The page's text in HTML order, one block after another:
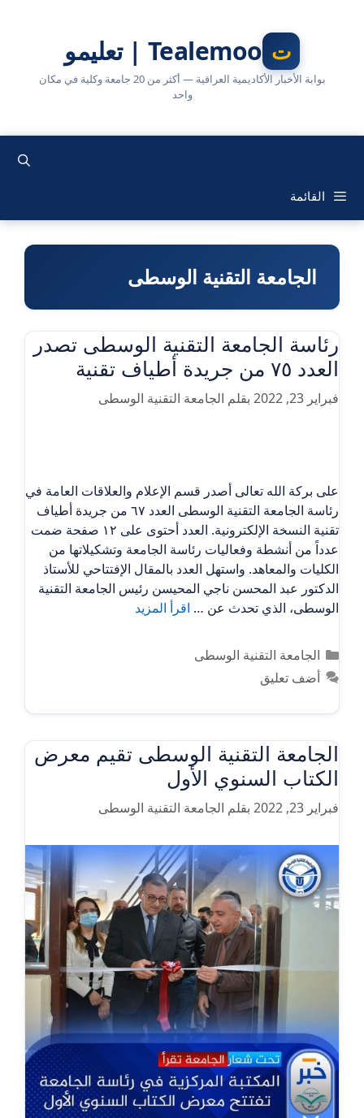
Tealemoo | تعليمو
بوابة الأخبار الأكاديمية العراقية — أكثر من 20 جامعة وكلية في مكان
واحد
القائمة
الجامعة التقنية الوسطى
رئاسة الجامعة التقنية الوسطى تصدر
العدد ٧٥ من جريدة أطياف تقنية
فبراير 23, 2022 بقلم الجامعة التقنية الوسطى
على بركة الله تعالى أصدر قسم الإعلام والعلاقات العامة في
رئاسة الجامعة التقنية الوسطى العدد ٦٧ من جريدة أطياف
تقنية النسخة الإلكترونية. العدد أحتوى على ١٢ صفحة ضمت
عدداً من أنشطة وفعاليات رئاسة الجامعة وتشكيلاتها من
الكليات والمعاهد. واستهل العدد بالمقال الإفتتاحي للأستاذ
الدكتور عبد المحسن ناجي المحيسن رئيس الجامعة التقنية
الوسطى، الذي تحدث عن … اقرأ المزيد
التصنيفات
الجامعة التقنية الوسطى
أضف تعليق
الجامعة التقنية الوسطى تقيم معرض
الكتاب السنوي الأول
فبراير 23, 2022 بقلم الجامعة التقنية الوسطى